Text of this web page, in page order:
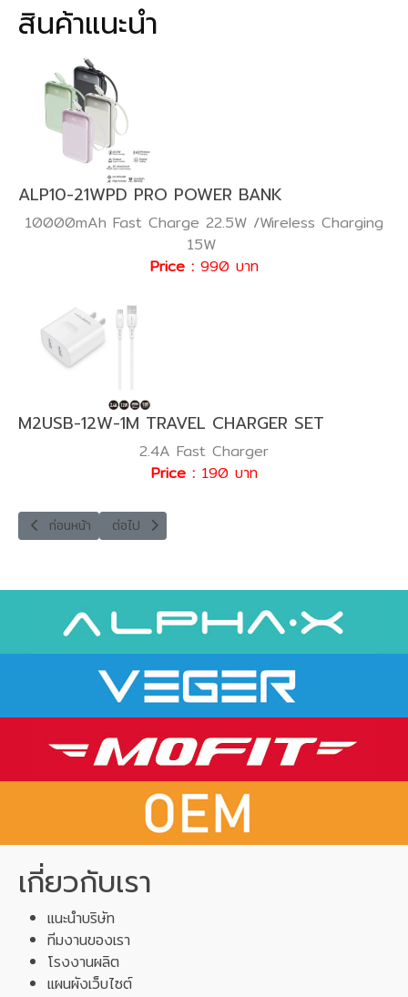
สินค้าแนะนำ
ALP10-21WPD PRO POWER BANK
10000mAh Fast Charge 22.5W /Wireless Charging
15W
Price : 990 บาท
M2USB-12W-1M TRAVEL CHARGER SET
2.4A Fast Charger
Price : 190 บาท
เนื้อหาก่อนหน้า: ALC-GAN20W FAST CHARGE
ก่อนหน้า เนื้อหาถัดไป: ALC-GAN45W FAST CHARGE
ต่อไป
เกี่ยวกับเรา
แนะนำบริษัท
ทีมงานของเรา
โรงงานผลิต
แผนผังเว็บไซต์